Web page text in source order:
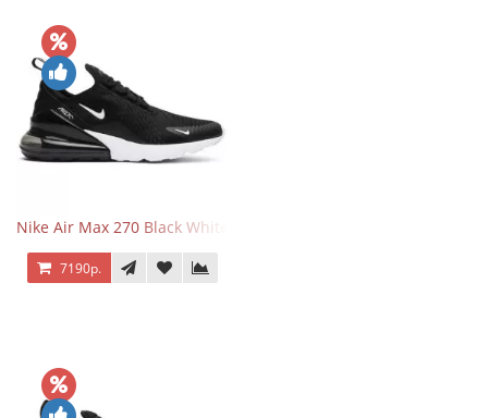
Nike Air Max 270 Black White
7190р.